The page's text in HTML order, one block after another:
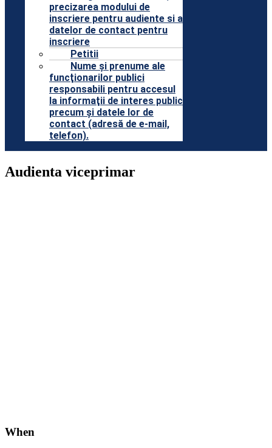
precizarea modului de
inscriere pentru audiente si a
datelor de contact pentru
inscriere
Petitii
Nume şi prenume ale
funcţionarilor publici
responsabili pentru accesul
la informaţii de interes public
precum şi datele lor de
contact (adresă de e-mail,
telefon).
Audienta viceprimar
When